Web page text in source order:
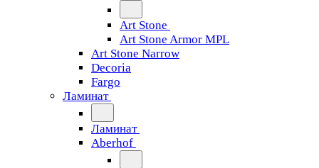
Art Stone
Art Stone Armor MPL
Art Stone Narrow
Decoria
Fargo
Ламинат
Ламинат
Aberhof